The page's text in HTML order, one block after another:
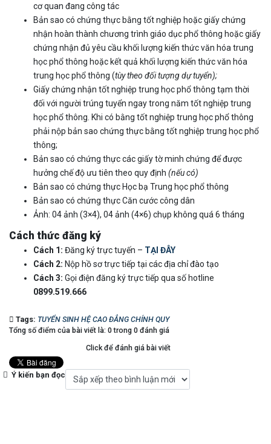
cơ quan đang công tác
Bản sao có chứng thực bằng tốt nghiệp hoặc giấy chứng
nhận hoàn thành chương trình giáo dục phổ thông hoặc giấy
chứng nhận đủ yêu cầu khối lượng kiến thức văn hóa trung
học phổ thông hoặc kết quả khối lượng kiến thức văn hóa
trung học phổ thông (tùy theo đối tượng dự tuyển);
Giấy chứng nhận tốt nghiệp trung học phổ thông tạm thời
đối với người trúng tuyển ngay trong năm tốt nghiệp trung
học phổ thông. Khi có bằng tốt nghiệp trung học phổ thông
phải nộp bản sao chứng thực bằng tốt nghiệp trung học phổ
thông;
Bản sao có chứng thực các giấy tờ minh chứng để được
hưởng chế độ ưu tiên theo quy định (nếu có)
Bản sao có chứng thực Học bạ Trung học phổ thông
Bản sao có chứng thực Căn cước công dân
Ảnh: 04 ảnh (3×4), 04 ảnh (4×6) chụp không quá 6 tháng
Cách thức đăng ký
Cách 1: Đăng ký trực tuyến – TẠI ĐÂY
Cách 2: Nộp hồ sơ trực tiếp tại các địa chỉ đào tạo
Cách 3: Gọi điện đăng ký trực tiếp qua số hotline
0899.519.666
Tags: TUYỂN SINH HỆ CAO ĐẲNG CHÍNH QUY
Tổng số điểm của bài viết là: 0 trong 0 đánh giá
Click để đánh giá bài viết
Ý kiến bạn đọc